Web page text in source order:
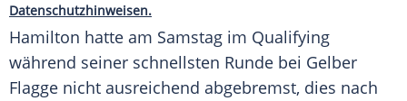
Datenschutzhinweisen.
Hamilton hatte am Samstag im Qualifying
während seiner schnellsten Runde bei Gelber
Flagge nicht ausreichend abgebremst, dies nach